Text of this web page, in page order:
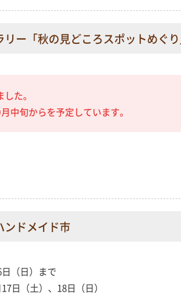
リー「秋の見どころスポットめぐ
た。
中旬からを予定しています。
ドメイド市
（日）まで
日（土）、18日（日）